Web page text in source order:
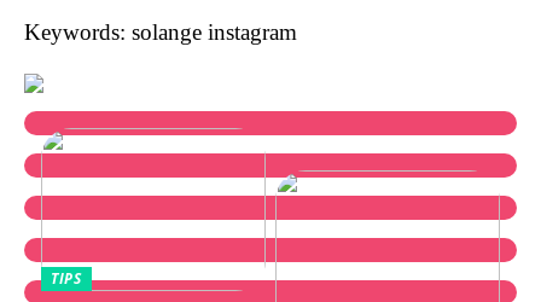
Keywords: solange instagram
TIPS